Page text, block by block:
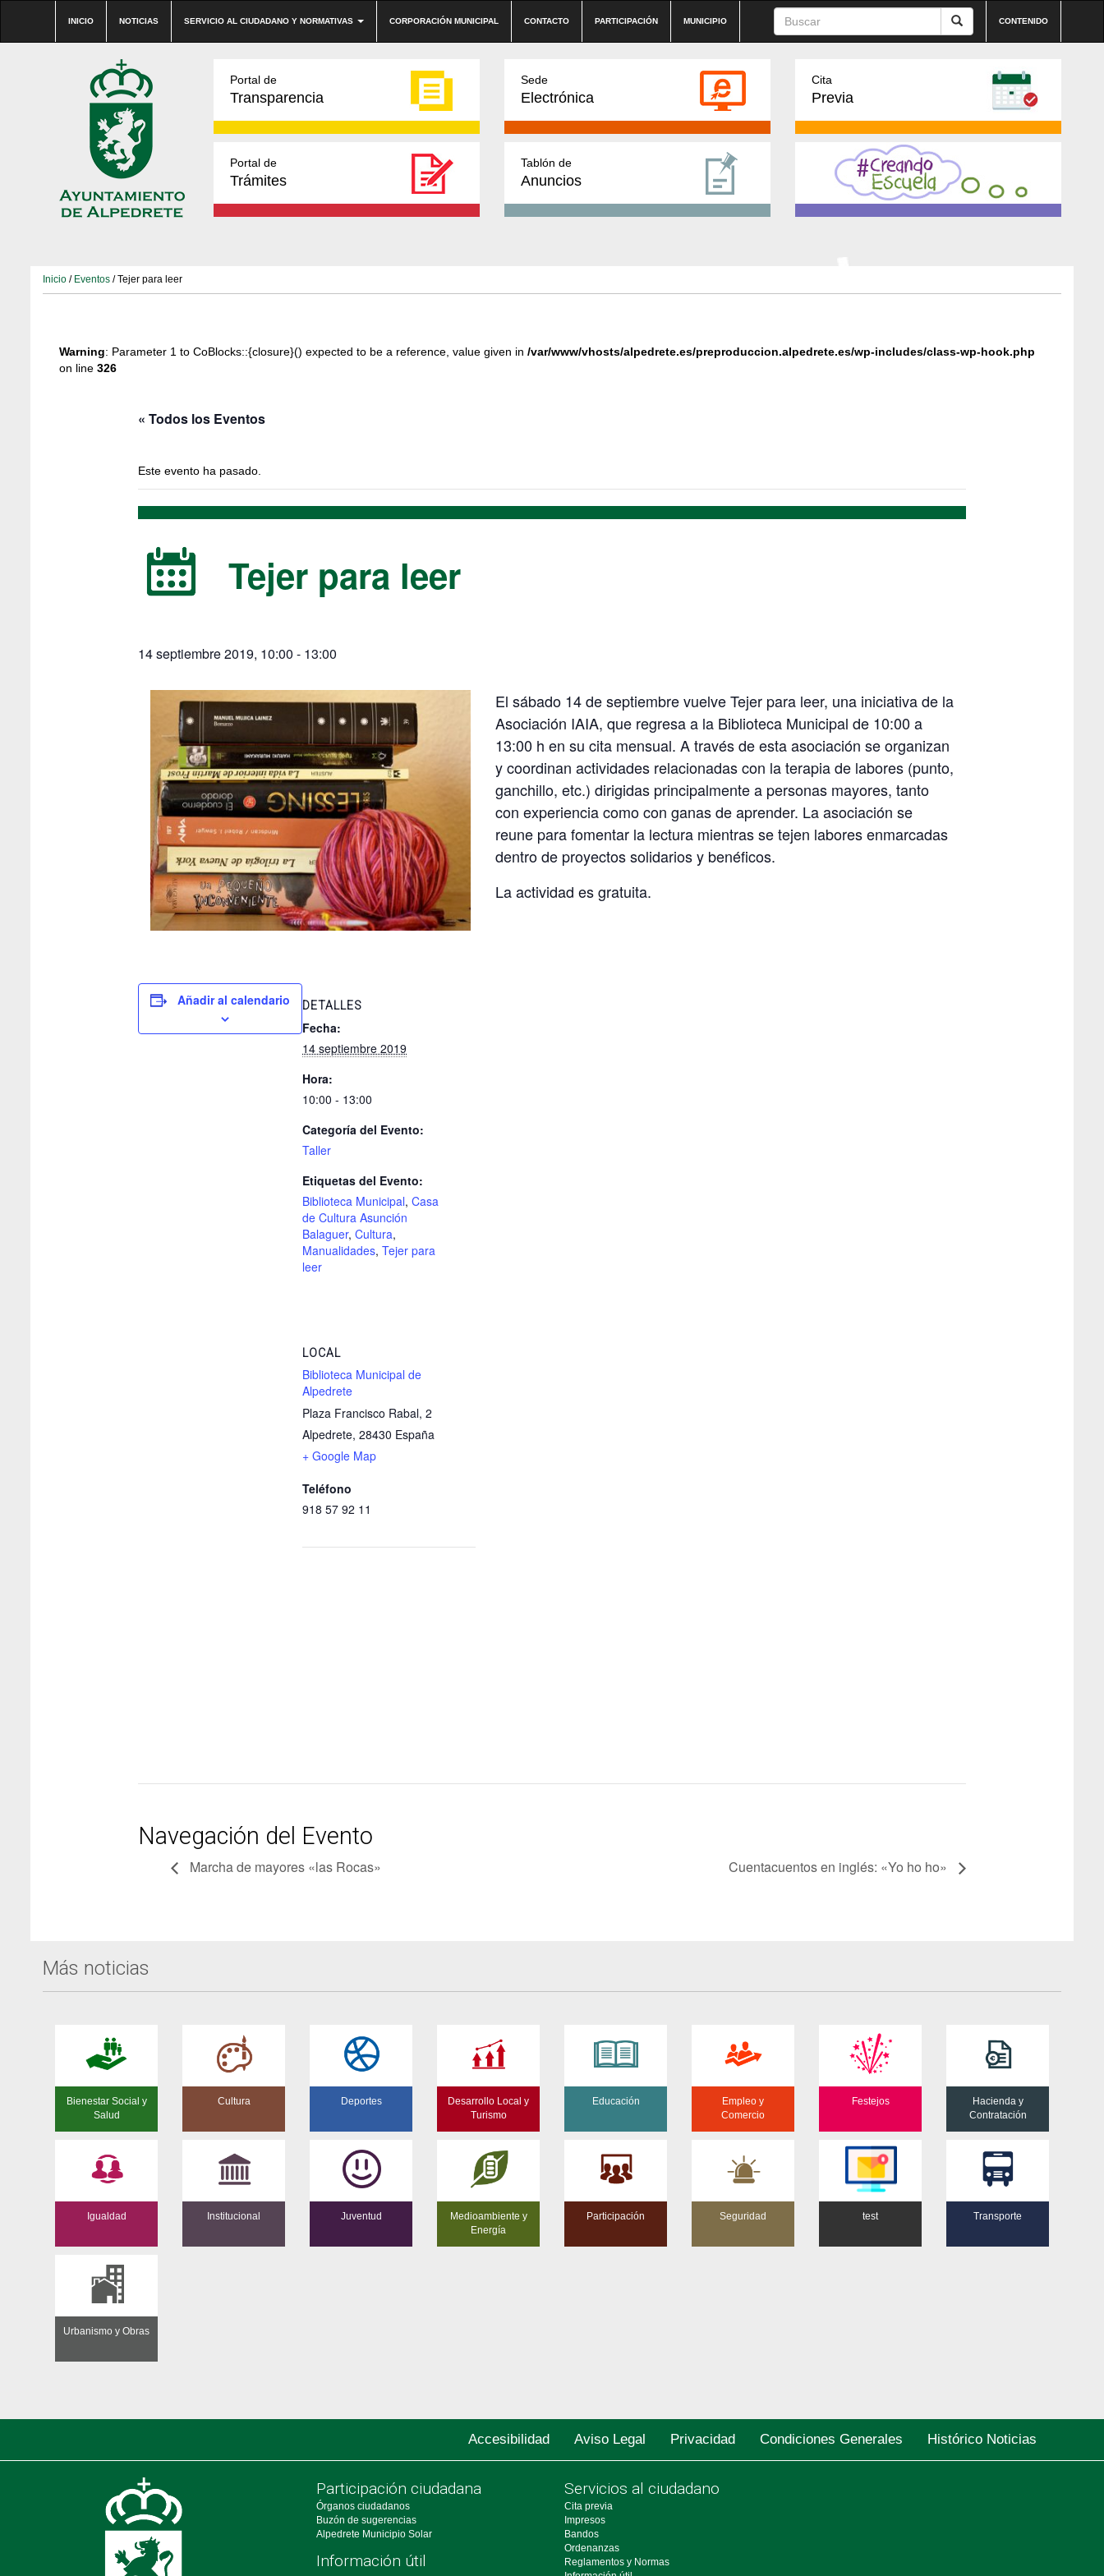
INICIO NOTICIAS SERVICIO AL CIUDADANO Y NORMATIVAS CORPORACIÓN MUNICIPAL CONTACTO PARTICIPACIÓN MUNICIPIO CONTENIDO
Portal de
Transparencia
Sede
Electrónica
Cita
Previa
Portal de
Trámites
Tablón de
Anuncios
Inicio / Eventos / Tejer para leer
Warning: Parameter 1 to CoBlocks::{closure}() expected to be a reference, value given in /var/www/vhosts/alpedrete.es/preproduccion.alpedrete.es/wp-includes/class-wp-hook.php
on line 326
« Todos los Eventos
Este evento ha pasado.
Tejer para leer
14 septiembre 2019, 10:00 - 13:00
El sábado 14 de septiembre vuelve Tejer para leer, una iniciativa de la
Asociación IAIA, que regresa a la Biblioteca Municipal de 10:00 a
13:00 h en su cita mensual. A través de esta asociación se organizan
y coordinan actividades relacionadas con la terapia de labores (punto,
ganchillo, etc.) dirigidas principalmente a personas mayores, tanto
con experiencia como con ganas de aprender. La asociación se
reune para fomentar la lectura mientras se tejen labores enmarcadas
dentro de proyectos solidarios y benéficos.
La actividad es gratuita.
Añadir al calendario DETALLES
Fecha:
14 septiembre 2019
Hora:
10:00 - 13:00
Categoría del Evento:
Taller
Etiquetas del Evento:
Biblioteca Municipal, Casa
de Cultura Asunción
Balaguer, Cultura,
Manualidades, Tejer para
leer
LOCAL
Biblioteca Municipal de
Alpedrete
Plaza Francisco Rabal, 2
Alpedrete, 28430 España
+ Google Map
Teléfono
918 57 92 11
Navegación del Evento
Marcha de mayores «las Rocas» Cuentacuentos en inglés: «Yo ho ho»
Más noticias
Bienestar Social y
Salud
Cultura Deportes
Desarrollo Local y
Turismo
Educación
Empleo y
Comercio
Festejos
Hacienda y
Contratación
Igualdad Institucional Juventud
Medioambiente y
Energía
Participación Seguridad test Transporte
Urbanismo y Obras
Accesibilidad Aviso Legal Privacidad Condiciones Generales Histórico Noticias
Participación ciudadana
Órganos ciudadanos
Buzón de sugerencias
Alpedrete Municipio Solar
Información útil
Servicios al ciudadano
Cita previa
Impresos
Bandos
Ordenanzas
Reglamentos y Normas